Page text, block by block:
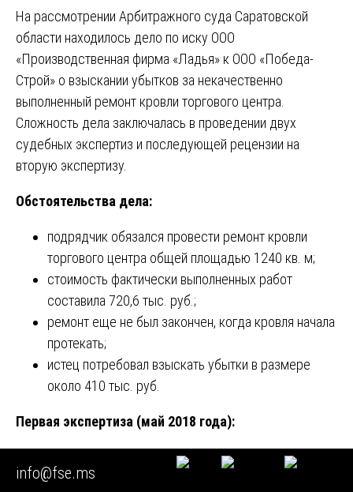
На рассмотрении Арбитражного суда Саратовской
области находилось дело по иску ООО
«Производственная фирма «Ладья» к ООО «Победа-
Строй» о взыскании убытков за некачественно
выполненный ремонт кровли торгового центра.
Сложность дела заключалась в проведении двух
судебных экспертиз и последующей рецензии на
вторую экспертизу.
Обстоятельства дела:
подрядчик обязался провести ремонт кровли
торгового центра общей площадью 1240 кв. м;
стоимость фактически выполненных работ
составила 720,6 тыс. руб.;
ремонт еще не был закончен, когда кровля начала
протекать;
истец потребовал взыскать убытки в размере
около 410 тыс. руб.
Первая экспертиза (май 2018 года):
Установлено, что в ходе ремонта были допущены
конструктивные изменения: уменьшен свес кровли с
info@fse.ms